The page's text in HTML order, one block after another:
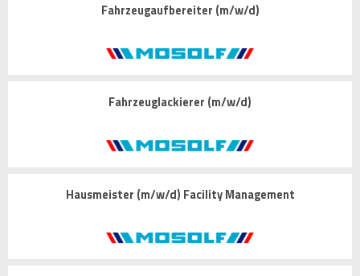
Fahrzeugaufbereiter (m/w/d)
Fahrzeuglackierer (m/w/d)
Hausmeister (m/w/d) Facility Management